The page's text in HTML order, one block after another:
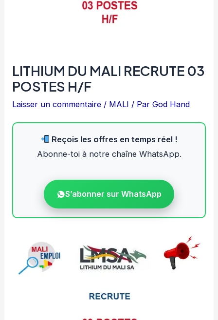
LITHIUM DU MALI RECRUTE 03
POSTES H/F
Laisser un commentaire / MALI / ParGod Hand
Reçois les offres en temps réel !
Abonne-toi à notre chaîne WhatsApp.
S’abonner sur WhatsApp